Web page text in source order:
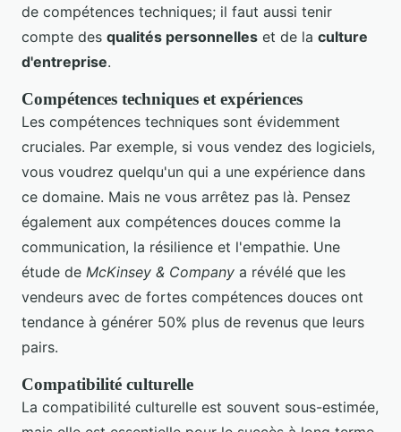
de compétences techniques; il faut aussi tenir
compte des qualités personnelles et de la culture
d'entreprise.
Compétences techniques et expériences
Les compétences techniques sont évidemment
cruciales. Par exemple, si vous vendez des logiciels,
vous voudrez quelqu'un qui a une expérience dans
ce domaine. Mais ne vous arrêtez pas là. Pensez
également aux compétences douces comme la
communication, la résilience et l'empathie. Une
étude de McKinsey & Company a révélé que les
vendeurs avec de fortes compétences douces ont
tendance à générer 50% plus de revenus que leurs
pairs.
Compatibilité culturelle
La compatibilité culturelle est souvent sous-estimée,